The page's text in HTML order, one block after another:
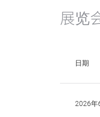
展览
日期
2026年